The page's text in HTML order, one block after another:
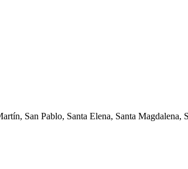
San Pablo, Santa Elena, Santa